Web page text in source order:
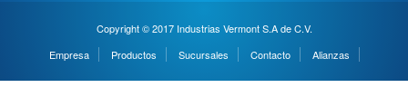
Copyright © 2017 Industrias Vermont S.A de C.V.
Empresa
Productos Sucursales Contacto Alianzas